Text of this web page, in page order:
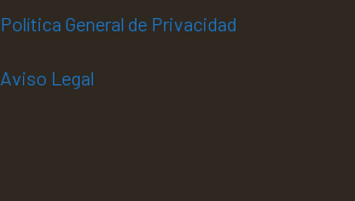
Política General de Privacidad
Aviso Legal